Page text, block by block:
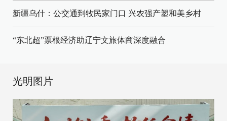
新疆乌什：公交通到牧民家门口 兴农强产塑和美乡村
“东北超”票根经济助辽宁文旅体商深度融合
光明图片